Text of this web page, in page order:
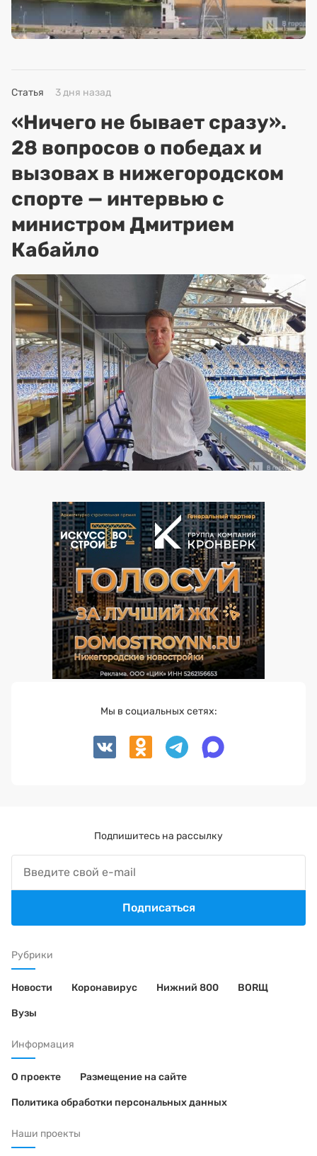
Статья 3 дня назад
«Ничего не бывает сразу».
28 вопросов о победах и
вызовах в нижегородском
спорте — интервью с
министром Дмитрием
Кабайло
Рубрики
Новости Коронавирус Нижний 800 BORЩ
Вузы
Информация
О проекте Размещение на сайте
Политика обработки персональных данных
Наши проекты
Мы в социальных сетях:
Подпишитесь на рассылку
Подписаться